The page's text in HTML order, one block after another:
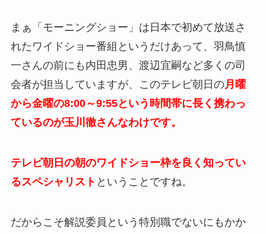
まぁ「モーニングショー」は日本で初めて放送さ
れたワイドショー番組というだけあって、羽鳥慎
一さんの前にも内田忠男、渡辺宜嗣など多くの司
会者が担当していますが、このテレビ朝日の月曜
から金曜の8:00～9:55という時間帯に長く携わっ
ているのが玉川徹さんなわけです。
テレビ朝日の朝のワイドショー枠を良く知ってい
るスペシャリスト ということですね。
だからこそ解説委員という特別職でないにもかか